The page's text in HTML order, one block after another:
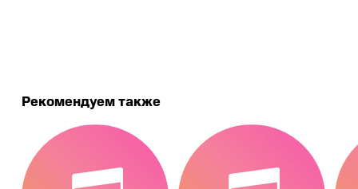
Рекомендуем также